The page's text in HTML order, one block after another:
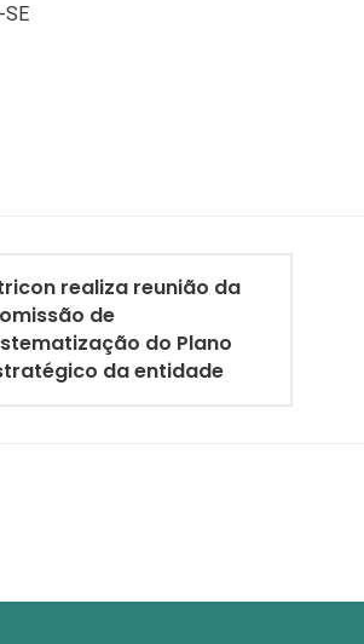
SE
realiza reunião da
de
do Plano
da entidade